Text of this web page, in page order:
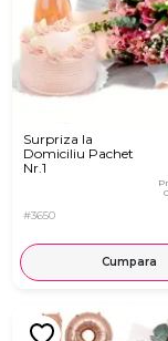
Surpriza la
Domiciliu Pachet
Nr.1
#3650
Cumpara